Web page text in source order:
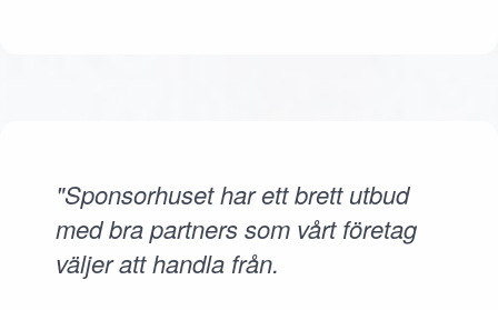
"Sponsorhuset har ett brett utbud
med bra partners som vårt företag
väljer att handla från.